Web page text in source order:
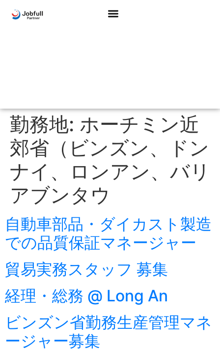
勤務地: ホーチミン近
郊省（ビンズン、ドン
ナイ、ロンアン、バリ
アブンタウ
自動車部品・ダイカスト製造
での品質保証マネージャー
貿易実務スタッフ 募集
経理・総務 @ Long An
ビンズン省勤務生産管理マネ
ージャー募集